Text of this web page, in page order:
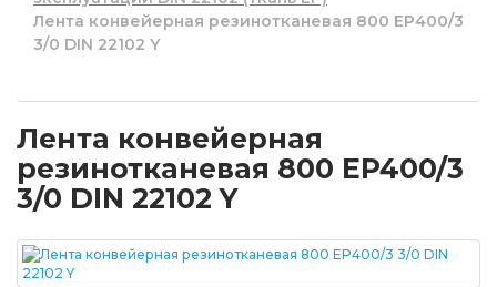
Лента конвейерная резинотканевая 800 EP400/3
3/0 DIN 22102 Y
Лента конвейерная
резинотканевая 800 EP400/3
3/0 DIN 22102 Y